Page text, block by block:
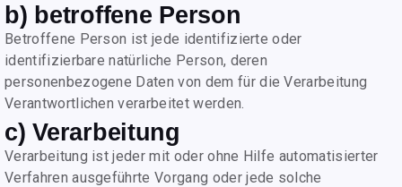
b) betroffene Person
Betroffene Person ist jede identifizierte oder
identifizierbare natürliche Person, deren
personenbezogene Daten von dem für die Verarbeitung
Verantwortlichen verarbeitet werden.
c) Verarbeitung
Verarbeitung ist jeder mit oder ohne Hilfe automatisierter
Verfahren ausgeführte Vorgang oder jede solche